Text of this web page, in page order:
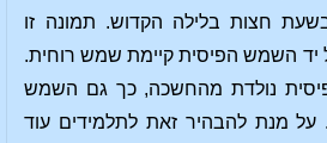
חצות בלילה הקדוש. תמונה זו
יד השמש הפיסית קיימת שמש רוחית.
נולדת מהחשכה, כך גם השמש
על מנת להבהיר זאת לתלמידים עוד